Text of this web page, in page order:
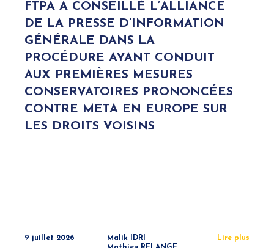
FTPA A CONSEILLÉ L’ALLIANCE
DE LA PRESSE D’INFORMATION
GÉNÉRALE DANS LA
PROCÉDURE AYANT CONDUIT
AUX PREMIÈRES MESURES
CONSERVATOIRES PRONONCÉES
CONTRE META EN EUROPE SUR
LES DROITS VOISINS
9 juillet 2026
Malik IDRI
Lire plus